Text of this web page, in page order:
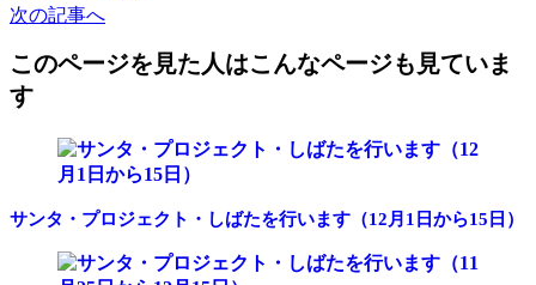
次の記事へ
このページを見た人はこんなページも見ていま
す
サンタ・プロジェクト・しばたを行います（12月1日から15日）